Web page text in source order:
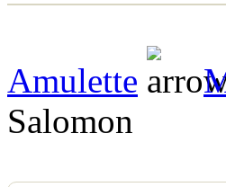
Amulette
Salomon